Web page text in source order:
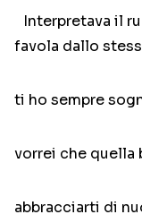
Interpretava il
favola dallo
ti ho sempre
vorrei che quella
abbracciarti di